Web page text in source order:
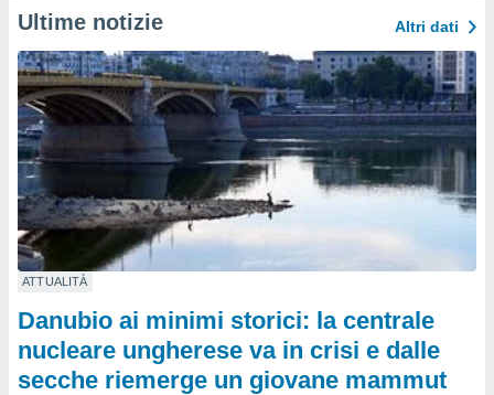
Ultime notizie Altri dati
ATTUALITÀ
Danubio ai minimi storici: la centrale
nucleare ungherese va in crisi e dalle
secche riemerge un giovane mammut